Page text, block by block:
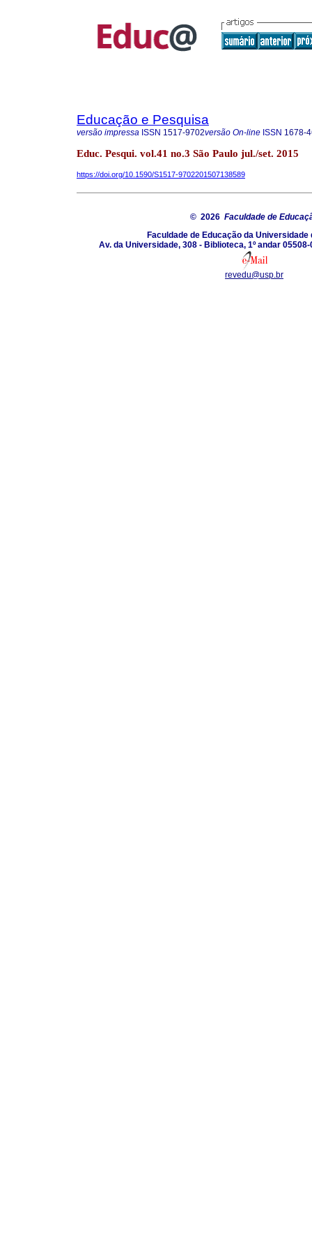
Educação e Pesquisa
versão impressa ISSN 1517-9702versão On-line ISSN 1678-
Educ. Pesqui. vol.41 no.3 São Paulo jul./set. 2015
https://doi.org/10.1590/S1517-9702201507138589
© 2026 Faculdade de
Faculdade de Educação da Universidade
Av. da Universidade, 308 - Biblioteca, 1º andar
revedu@usp.br